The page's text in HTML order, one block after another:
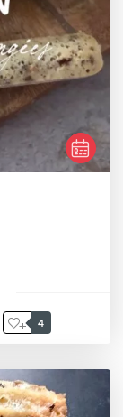
4